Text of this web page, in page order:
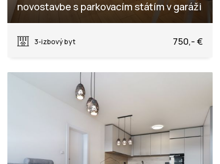
novostavbe s parkovacím státím v garáži
3-izbový byt
750,- €